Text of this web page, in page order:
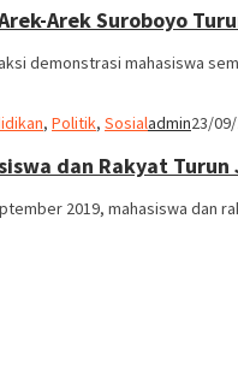
Arek Suroboyo
demonstrasi mahasiswa
, Politik, Sosialadmin23/
dan Rakyat
2019, mahasiswa dan